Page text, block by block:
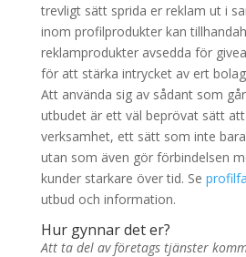
trevligt sätt sprida er reklam ut i
inom profilprodukter kan
reklamprodukter avsedda för
för att stärka intrycket av ert
Att använda sig av sådant som
utbudet är ett väl beprövat sätt
verksamhet, ett sätt som inte
utan som även gör förbindelsen
kunder starkare över tid. Se
utbud och information.
Hur gynnar det er?
Att ta del av företags tjänster